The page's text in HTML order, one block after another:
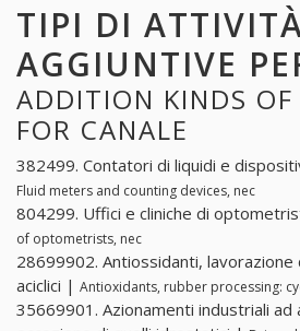
TIPI DI
AGGIUNTIVE
ADDITION KINDS OF
FOR CANALE
382499. Contatori di liquidi e
Fluid meters and counting devices, nec
804299. Uffici e cliniche di
of optometrists, nec
28699902. Antiossidanti, lavorazione
aciclici | Antioxidants, rubber processing:
35669901. Azionamenti industriali ad